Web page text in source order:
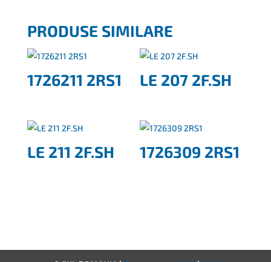
PRODUSE SIMILARE
1726211 2RS1 LE 207 2F.SH
LE 211 2F.SH 1726309 2RS1